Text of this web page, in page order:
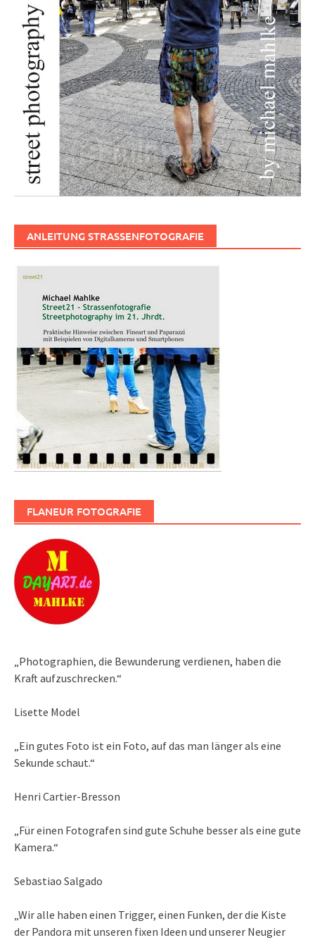
ANLEITUNG STRASSENFOTOGRAFIE
FLANEUR FOTOGRAFIE
„Photographien, die Bewunderung verdienen, haben die
Kraft aufzuschrecken.“
Lisette Model
„Ein gutes Foto ist ein Foto, auf das man länger als eine
Sekunde schaut.“
Henri Cartier-Bresson
„Für einen Fotografen sind gute Schuhe besser als eine gute
Kamera.“
Sebastiao Salgado
„Wir alle haben einen Trigger, einen Funken, der die Kiste
der Pandora mit unseren fixen Ideen und unserer Neugier